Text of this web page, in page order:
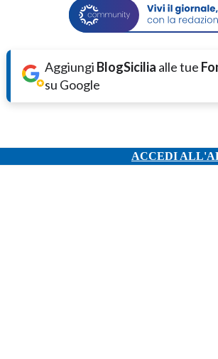
Aggiungi BlogSicilia alle tue
su Google
ACCEDI